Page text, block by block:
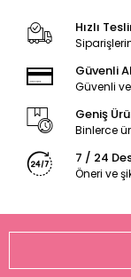
Hızlı
Güvenli
Güvenli
Geniş
Binlerce
7 / 24
Öneri ve